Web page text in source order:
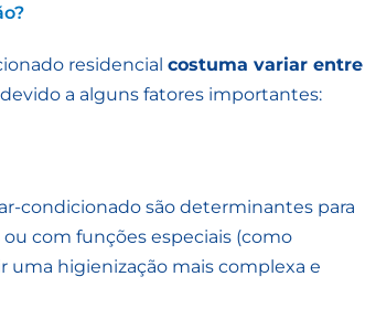
residencial costuma variar entre
a alguns fatores importantes:
condicionado são determinantes para
com funções especiais (como
higienização mais complexa e